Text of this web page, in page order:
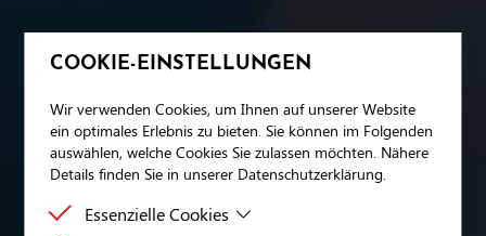
COOKIE-EINSTELLUNGEN
Wir verwenden Cookies, um Ihnen auf unserer Website
ein optimales Erlebnis zu bieten. Sie können im Folgenden
auswählen, welche Cookies Sie zulassen möchten. Nähere
Details finden Sie in unserer Datenschutzerklärung.
Essenzielle Cookies